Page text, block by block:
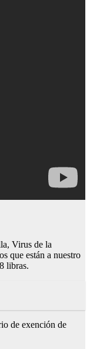
Virus de la
que están a nuestro
libras.
de exención de